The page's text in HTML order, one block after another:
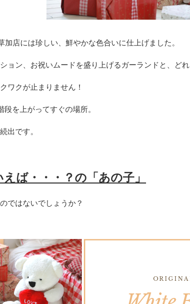
加店には珍しい、鮮やかな色合いに仕上げました。
ョン、お祝いムードを盛り上げるガーランドと、ど
ワクが止まりません！
を上がってすぐの場所。
出です。
ば・・・？の「あの子」
ではないでしょうか？